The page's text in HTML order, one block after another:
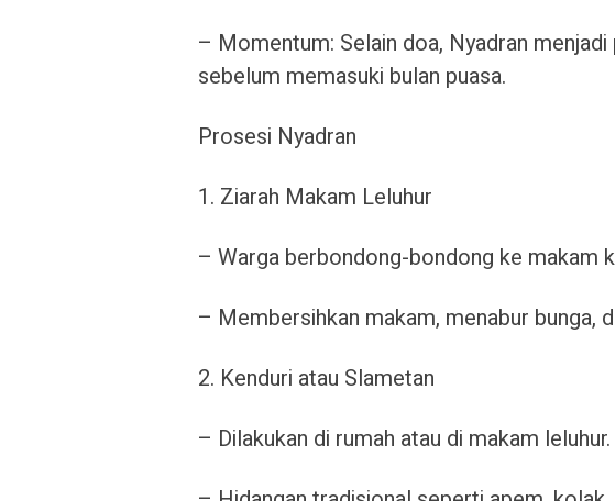
– Momentum: Selain doa, Nyadran
sebelum memasuki bulan puasa.
Prosesi Nyadran
1. Ziarah Makam Leluhur
– Warga berbondong-bondong ke makam
– Membersihkan makam, menabur bunga,
2. Kenduri atau Slametan
– Dilakukan di rumah atau di makam leluhur.